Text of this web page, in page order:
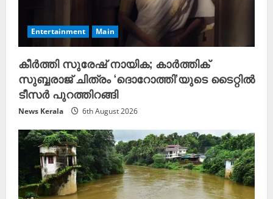
Entertainment Main
കീർത്തി സുരേഷ് നായിക; കാർത്തിക്
സുബ്ബരാജ് ചിത്രം ‘ദൊറോത്തി’യുടെ ടൈറ്റിൽ
ടീസർ പുറത്തിറങ്ങി
News Kerala 6th August 2026